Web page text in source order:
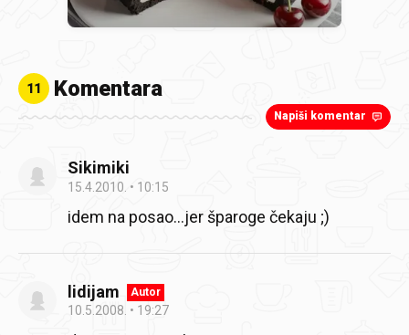
11 Komentara
Napiši komentar
Sikimiki
15.4.2010. 10:15
idem na posao…jer šparoge čekaju ;)
lidijam Autor
10.5.2008. 19:27